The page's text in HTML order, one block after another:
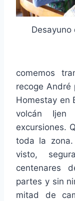
Desayuno
comemos
recoge André
Homestay en
volcán
excursiones.
toda la
visto,
centenares
partes y sin
mitad de